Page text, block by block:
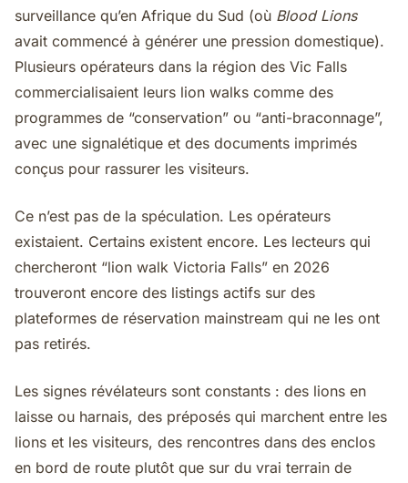
surveillance qu’en Afrique du Sud (où Blood Lions
avait commencé à générer une pression domestique).
Plusieurs opérateurs dans la région des Vic Falls
commercialisaient leurs lion walks comme des
programmes de “conservation” ou “anti-braconnage”,
avec une signalétique et des documents imprimés
conçus pour rassurer les visiteurs.
Ce n’est pas de la spéculation. Les opérateurs
existaient. Certains existent encore. Les lecteurs qui
chercheront “lion walk Victoria Falls” en 2026
trouveront encore des listings actifs sur des
plateformes de réservation mainstream qui ne les ont
pas retirés.
Les signes révélateurs sont constants : des lions en
laisse ou harnais, des préposés qui marchent entre les
lions et les visiteurs, des rencontres dans des enclos
en bord de route plutôt que sur du vrai terrain de